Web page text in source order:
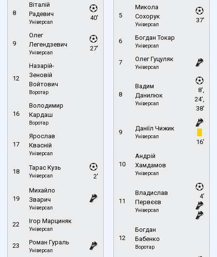
8
Віталій
Радевич
Універсал
40'
9
Олег
Легендзевич
Універсал
27'
12
Назарій-
Зеновій
Войтович
Воротар
16
Володимир
Кардаш
Воротар
17
Ярослав
Квасній
Універсал
18
Тарас Кузь
Універсал 2'
19
Михайло
Зварич
Універсал
22 Ігор Марциняк
Універсал
23 Роман Гураль
Універсал
5
Микола
Сохорук
Універсал
37'
6 Богдан Токар
Універсал
7 Олег Гуцуляк
Універсал
8
Вадим
Данилюк
Універсал
8',
24',
38'
9
Даніїл Чижик
Універсал
16'
10
Андрій
Хамдамов
Універсал
11
Владислав
Первєєв
Універсал
4'
12
Богдан
Бабенко
Воротар